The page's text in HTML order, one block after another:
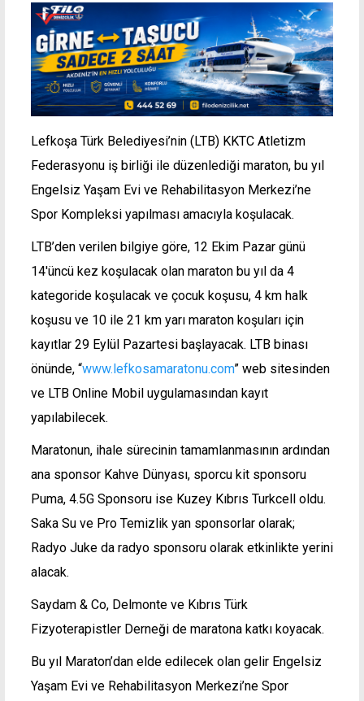
Lefkoşa Türk Belediyesi’nin (LTB) KKTC Atletizm
Federasyonu iş birliği ile düzenlediği maraton, bu yıl
Engelsiz Yaşam Evi ve Rehabilitasyon Merkezi’ne
Spor Kompleksi yapılması amacıyla koşulacak.
LTB’den verilen bilgiye göre, 12 Ekim Pazar günü
14'üncü kez koşulacak olan maraton bu yıl da 4
kategoride koşulacak ve çocuk koşusu, 4 km halk
koşusu ve 10 ile 21 km yarı maraton koşuları için
kayıtlar 29 Eylül Pazartesi başlayacak. LTB binası
önünde, “www.lefkosamaratonu.com” web sitesinden
ve LTB Online Mobil uygulamasından kayıt
yapılabilecek.
Maratonun, ihale sürecinin tamamlanmasının ardından
ana sponsor Kahve Dünyası, sporcu kit sponsoru
Puma, 4.5G Sponsoru ise Kuzey Kıbrıs Turkcell oldu.
Saka Su ve Pro Temizlik yan sponsorlar olarak;
Radyo Juke da radyo sponsoru olarak etkinlikte yerini
alacak.
Saydam & Co, Delmonte ve Kıbrıs Türk
Fizyoterapistler Derneği de maratona katkı koyacak.
Bu yıl Maraton’dan elde edilecek olan gelir Engelsiz
Yaşam Evi ve Rehabilitasyon Merkezi’ne Spor